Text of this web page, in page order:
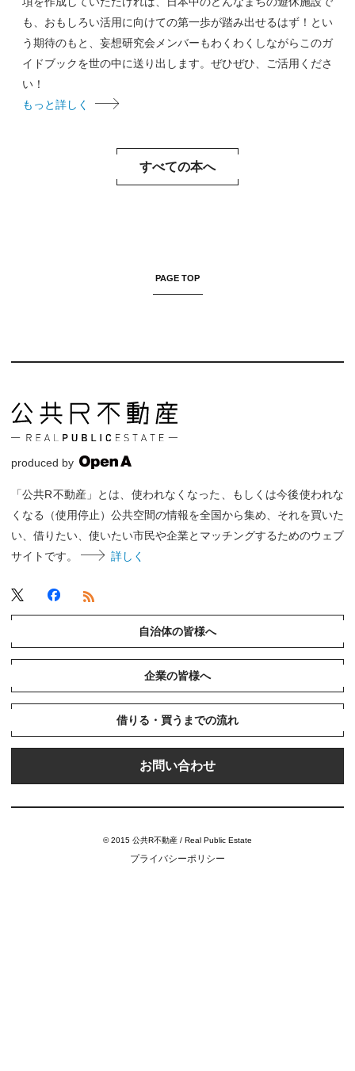
も、おもしろい活用に向けての第一歩が踏み出せるはず！とい
う期待のもと、妄想研究会メンバーもわくわくしながらこのガ
イドブックを世の中に送り出します。ぜひぜひ、ご活用くださ
い！
もっと詳しく
すべての本へ
PAGE TOP
produced by
「公共R不動産」とは、使われなくなった、もしくは今後使われな
くなる（使用停止）公共空間の情報を全国から集め、それを買いた
い、借りたい、使いたい市民や企業とマッチングするためのウェブ
サイトです。
詳しく
自治体の皆様へ
企業の皆様へ
借りる・買うまでの流れ
お問い合わせ
© 2015 公共R不動産 / Real Public Estate
プライバシーポリシー